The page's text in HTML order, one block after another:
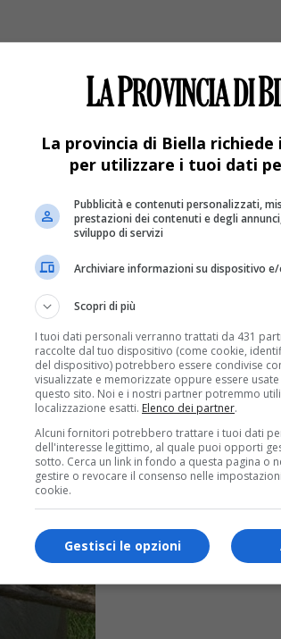
La provincia di Biella richiede
per utilizzare i tuoi dati
Pubblicità e contenuti personalizzati,
prestazioni dei contenuti e degli
sviluppo di servizi
Archiviare informazioni su dispositivo
Scopri di più
I tuoi dati personali verranno trattati da 431
raccolte dal tuo dispositivo (come cookie,
del dispositivo) potrebbero essere condivise
visualizzate e memorizzate oppure essere
questo sito. Noi e i nostri partner potremmo
localizzazione esatti. Elenco dei partner.
Alcuni fornitori potrebbero trattare i tuoi dati
dell'interesse legittimo, al quale puoi opporti
sotto. Cerca un link in fondo a questa pagina o
gestire o revocare il consenso nelle
cookie.
Gestisci le opzioni